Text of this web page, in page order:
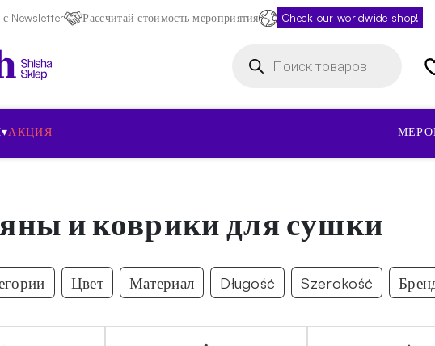
Newsletter Рассчитай стоимость мероприятия Check our worldwide shop!
товаров
▾АКЦИЯ
и коврики для сушки
Цвет Материал Długość Szerokość